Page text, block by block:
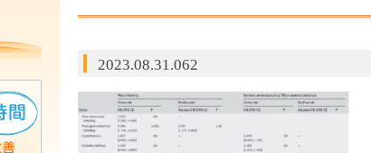
健康診断
2023.08.31.062